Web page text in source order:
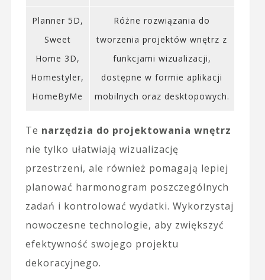
Planner 5D,
Sweet
Home 3D,
Homestyler,
HomeByMe
Różne rozwiązania do
tworzenia projektów wnętrz z
funkcjami wizualizacji,
dostępne w formie aplikacji
mobilnych oraz desktopowych.
Te narzędzia do projektowania wnętrz
nie tylko ułatwiają wizualizację
przestrzeni, ale również pomagają lepiej
planować harmonogram poszczególnych
zadań i kontrolować wydatki. Wykorzystaj
nowoczesne technologie, aby zwiększyć
efektywność swojego projektu
dekoracyjnego.